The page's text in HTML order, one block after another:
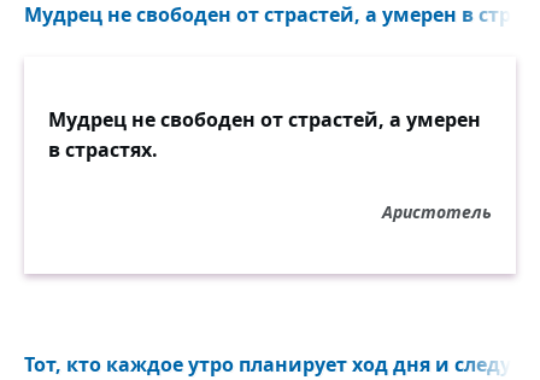
Мудрец не свободен от страстей, а умерен в
Мудрец не свободен от страстей, а умерен
в страстях.
Аристотель
Тот, кто каждое утро планирует ход дня и